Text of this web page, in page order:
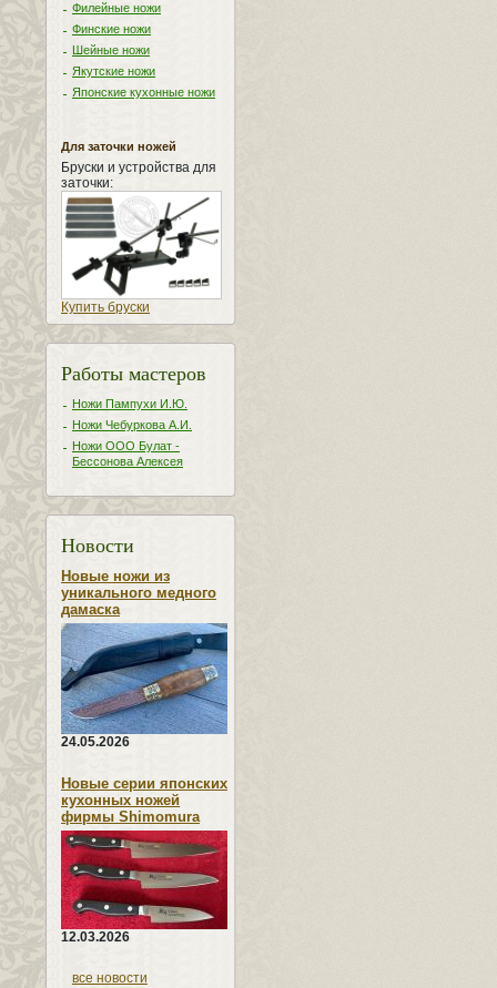
Филейные ножи
Финские ножи
Шейные ножи
Якутские ножи
Японские кухонные ножи
Для заточки ножей
Бруски и устройства для
заточки:
Купить бруски
Работы мастеров
Ножи Пампухи И.Ю.
Ножи Чебуркова А.И.
Ножи ООО Булат -
Бессонова Алексея
Новости
Новые ножи из
уникального медного
дамаска
24.05.2026
Новые серии японских
кухонных ножей
фирмы Shimomura
12.03.2026
все новости